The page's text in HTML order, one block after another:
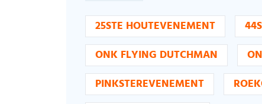
25STE HOUTEVENEMENT
ONK FLYING DUTCHMAN
PINKSTEREVENEMENT